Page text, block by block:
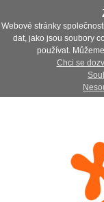
Webové stránky
dat, jako jsou soubory
používat.
Chci se